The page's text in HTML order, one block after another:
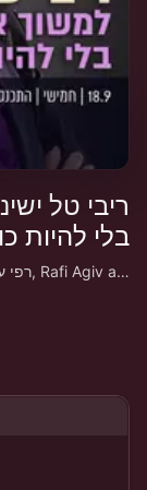
ריבי טל
בלי להיות
Hosted by רפי עגיב - זירת המרצים מבית דברא, Rafi Agiv agency & ריבי טל ישינסקי